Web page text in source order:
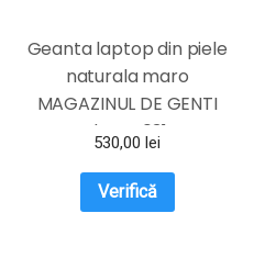
Geanta laptop din piele
naturala maro
MAGAZINUL DE GENTI
dama 031
530,00lei
Verifică